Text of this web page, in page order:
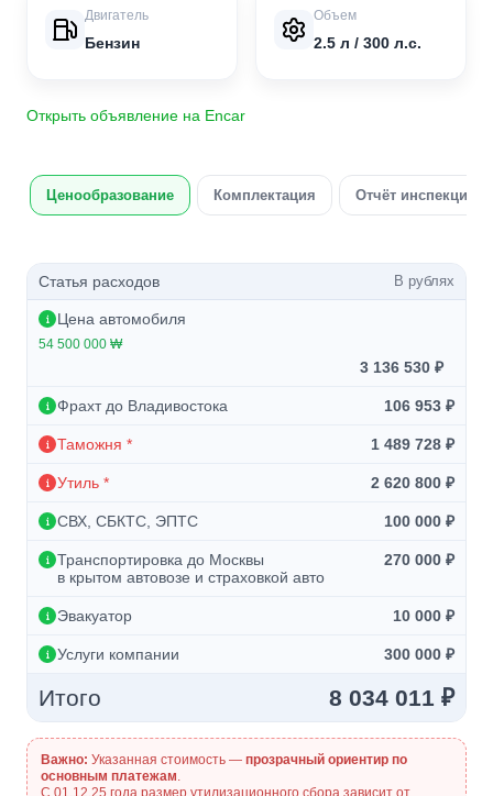
Двигатель
Бензин
Объем
2.5 л / 300 л.с.
Открыть объявление на Encar
Ценообразование Комплектация Отчёт инспекции
Статья расходов В рублях
Цена автомобиля
54 500 000 ₩
3 136 530 ₽
Фрахт до Владивостока 106 953 ₽
Таможня * 1 489 728 ₽
Утиль * 2 620 800 ₽
СВХ, СБКТС, ЭПТС 100 000 ₽
Транспортировка до Москвы
в крытом автовозе и страховкой авто
270 000 ₽
Эвакуатор 10 000 ₽
Услуги компании 300 000 ₽
Итого 8 034 011 ₽
Важно: Указанная стоимость — прозрачный ориентир по
основным платежам.
С 01.12.25 года размер утилизационного сбора зависит от